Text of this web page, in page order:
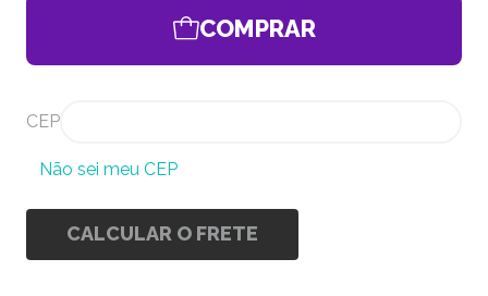
COMPRAR
CEP
Não sei meu CEP
CALCULAR O FRETE